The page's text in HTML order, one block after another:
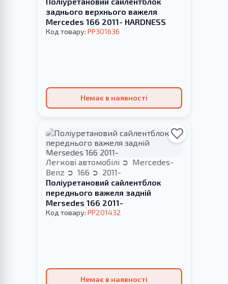
заднього верхнього важеля
Merсedes 166 2011- HARDNESS
Код товару: PP301636
Немає в наявності
Легкові автомобілі
Mercedes-
Benz
166
2011-
Поліуретановий сайлентблок
переднього важеля задній
Mersedes 166 2011-
Код товару: PP201432
Немає в наявності